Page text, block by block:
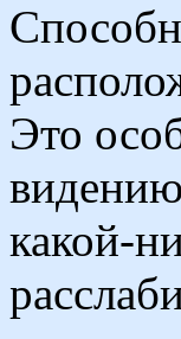
Это
какой-